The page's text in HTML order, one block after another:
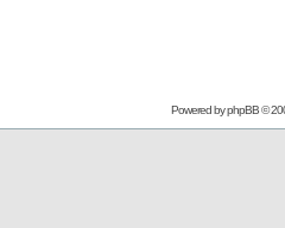
Powered byphpBB©